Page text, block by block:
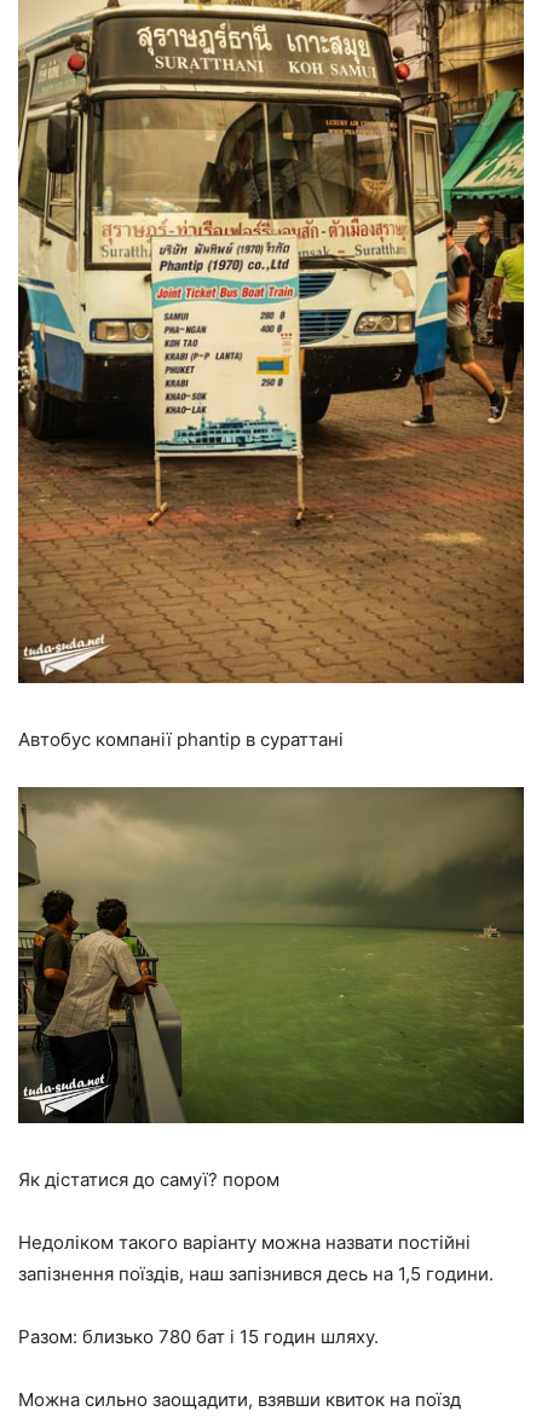
Автобус компанії phantip в сураттані
Як дістатися до самуї? пором
Недоліком такого варіанту можна назвати постійні
запізнення поїздів, наш запізнився десь на 1,5 години.
Разом: близько 780 бат і 15 годин шляху.
Можна сильно заощадити, взявши квиток на поїзд